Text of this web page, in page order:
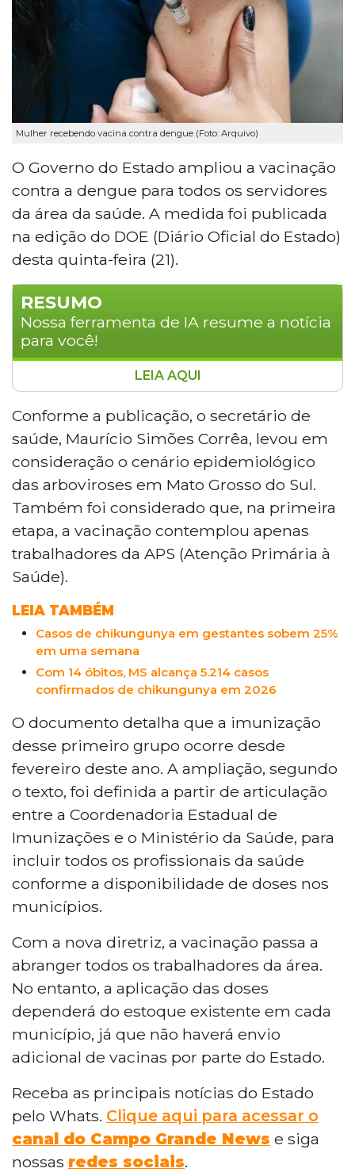
Mulher recebendo vacina contra dengue (Foto: Arquivo)
O Governo do Estado ampliou a vacinação
contra a dengue para todos os servidores
da área da saúde. A medida foi publicada
na edição do DOE (Diário Oficial do Estado)
desta quinta-feira (21).
RESUMO
Nossa ferramenta de IA resume a notícia
para você!
O Governo de Mato Grosso do Sul ampliou a
vacinação contra a dengue para todos os
servidores da área da saúde, conforme
publicação no Diário Oficial do Estado desta
quinta-feira (21). A medida, articulada entre a
Coordenadoria Estadual de Imunizações e o
Ministério da Saúde, considera o cenário
epidemiológico das arboviroses no estado. A
aplicação das doses dependerá do estoque
disponível em cada município.
LEIA AQUI
Conforme a publicação, o secretário de
saúde, Maurício Simões Corrêa, levou em
consideração o cenário epidemiológico
das arboviroses em Mato Grosso do Sul.
Também foi considerado que, na primeira
etapa, a vacinação contemplou apenas
trabalhadores da APS (Atenção Primária à
Saúde).
LEIA TAMBÉM
Casos de chikungunya em gestantes sobem 25%
em uma semana
Com 14 óbitos, MS alcança 5.214 casos
confirmados de chikungunya em 2026
O documento detalha que a imunização
desse primeiro grupo ocorre desde
fevereiro deste ano. A ampliação, segundo
o texto, foi definida a partir de articulação
entre a Coordenadoria Estadual de
Imunizações e o Ministério da Saúde, para
incluir todos os profissionais da saúde
conforme a disponibilidade de doses nos
municípios.
Com a nova diretriz, a vacinação passa a
abranger todos os trabalhadores da área.
No entanto, a aplicação das doses
dependerá do estoque existente em cada
município, já que não haverá envio
adicional de vacinas por parte do Estado.
Receba as principais notícias do Estado
pelo Whats. Clique aqui para acessar o
canal do Campo Grande News e siga
nossas redes sociais.